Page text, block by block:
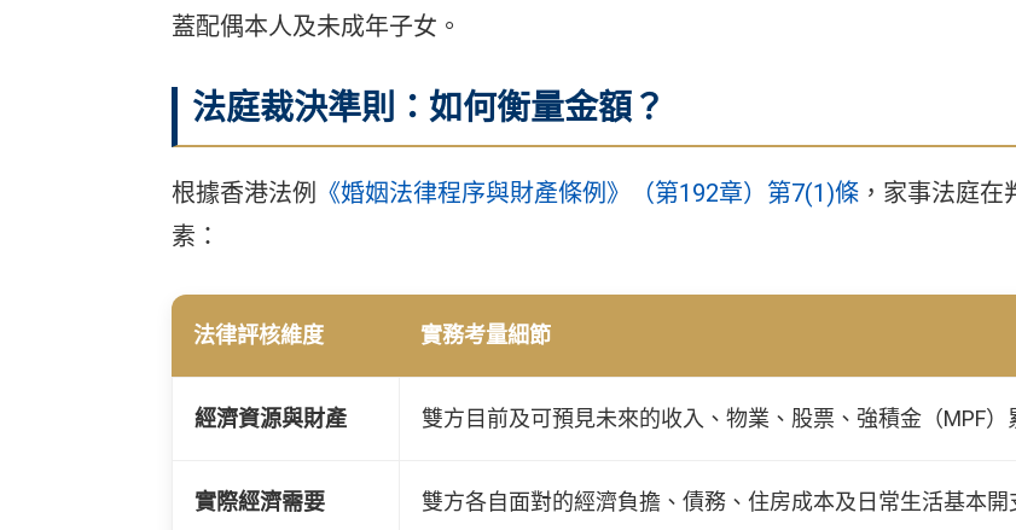
蓋配偶本人及未成年子女。
法庭裁決準則：如何衡量金額？
根據香港法例 《婚姻法律程序與財產條例》（第192章）第7(1)條 ，家事法庭
素：
法律評核維度 實務考量細節
經濟資源與財產 雙方目前及可預見未來的收入、物業、股票、強積金（MPF）
實際經濟需要 雙方各自面對的經濟負擔、債務、住房成本及日常生活基本開